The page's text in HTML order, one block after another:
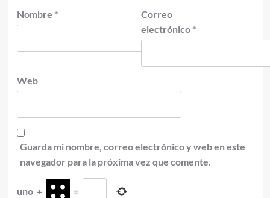
Nombre *
Correo
electrónico *
Web
Guarda mi nombre, correo electrónico y web en este
navegador para la próxima vez que comente.
uno + =